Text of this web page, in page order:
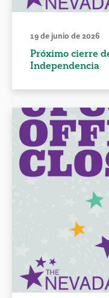
19 de junio de 2026
Próximo cierre
Independencia